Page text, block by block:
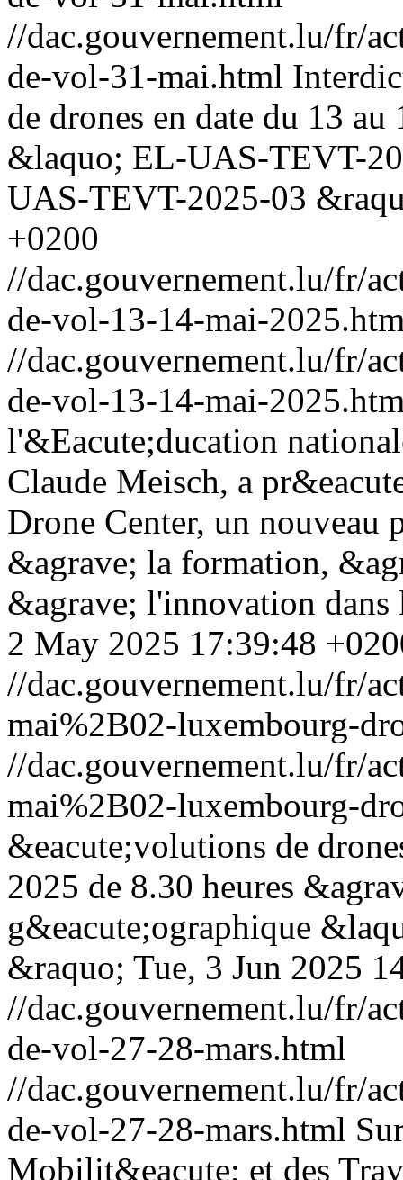
//dac.gouvernement.lu/fr/
de-vol-31-mai.html
de drones en date du 13
&laquo; EL-UAS-TEVT-
UAS-TEVT-2025-03
+0200
//dac.gouvernement.lu/fr/
de-vol-13-14-mai-
//dac.gouvernement.lu/fr/
de-vol-13-14-mai-
l'&Eacute;ducation
Claude Meisch, a
Drone Center, un
&agrave; la formation,
&agrave; l'innovation
2 May 2025 17:39:48
//dac.gouvernement.lu/fr/
mai%2B02-luxembourg-
//dac.gouvernement.lu/fr/
mai%2B02-luxembourg-
&eacute;volutions de
2025 de 8.30 heures
g&eacute;ographique
&raquo; Tue, 3 Jun 2025
//dac.gouvernement.lu/fr/
de-vol-27-28-mars.html
//dac.gouvernement.lu/fr/
de-vol-27-28-mars.html
Mobilit&eacute; et des